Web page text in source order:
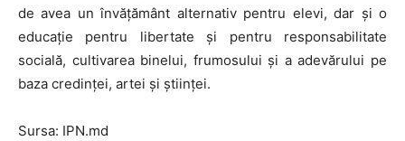
de avea un învățământ alternativ pentru elevi, dar și o
educație pentru libertate și pentru responsabilitate
socială, cultivarea binelui, frumosului și a adevărului pe
baza credinței, artei și științei.
Sursa: IPN.md